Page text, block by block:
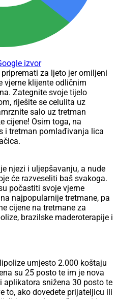
izvor
za ljeto jer omiljeni
vjerne klijente odličnim
Zategnite svoje tijelo
riješite se celulita uz
salo uz tretman
cijene! Osim toga, na
i tretman pomlađivanja lica
njezi i uljepšavanju, a nude
će razveseliti baš svakoga.
počastiti svoje vjerne
najpopularnije tretmane, pa
cijene na tretmane za
brazilske maderoterapije i
umjesto 2.000 koštaju
su 25 posto te im je nova
aplikatora snižena 30 posto te
to, ako dovedete prijateljicu ili